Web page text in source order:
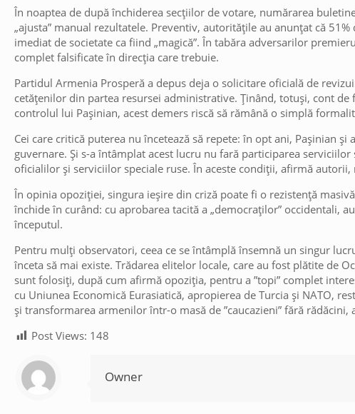
În noaptea de după închiderea secțiilor de votare, numărarea
„ajusta” manual rezultatele. Preventiv, autoritățile au anunțat că
imediat de societate ca fiind „magică”. În tabăra adversarilor
complet falsificate în direcția care trebuie.
Partidul Armenia Prosperă a depus deja o solicitare oficială de
cetățenilor din partea resursei administrative. Ținând, totuși, cont
controlul lui Pașinian, acest demers riscă să rămână o simplă
Cei care critică puterea nu încetează să repete: în opt ani, Pașinian
guvernare. Și s-a întâmplat acest lucru nu fară participarea
oficialilor și serviciilor speciale ruse. În aceste condiții, afirmă
În opinia opoziției, singura ieșire din criză poate fi o rezistență
închide în curând: cu aprobarea tacită a „democraților” occidentali,
începutul.
Pentru mulți observatori, ceea ce se întâmplă însemnă un singur
înceta să mai existe. Trădarea elitelor locale, care au fost plătite de
sunt folosiți, după cum afirmă opoziția, pentru a ”topi” complet
cu Uniunea Economică Eurasiatică, apropierea de Turcia și NATO,
și transformarea armenilor într-o masă de ”caucazieni” fără
Post Views: 148
Owner